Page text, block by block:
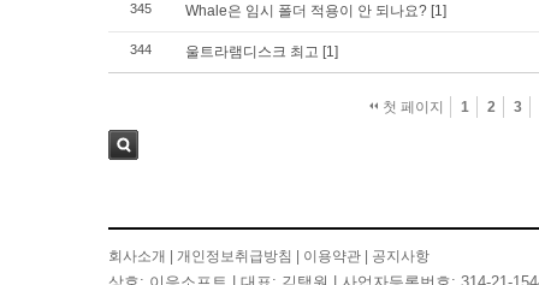
345 Whale은 임시 폴더 적용이 안 되나요? [1]
344 울트라램디스크 최고 [1]
첫 페이지 1 2 3
회사소개 개인정보취급방침 이용약관 공지사항